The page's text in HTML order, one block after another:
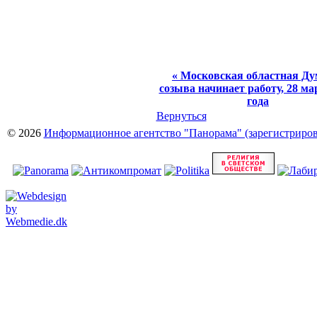
« Московская областная
созыва начинает работу, 28
года
Вернуться
© 2026 Информационное агентство "Панорама"